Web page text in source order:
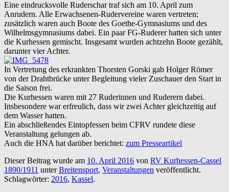
Eine eindrucksvolle Ruderschar traf sich am 10. April zum
Anrudern. Alle Erwachsenen-Rudervereine waren vertreten;
zusätzlich waren auch Boote des Goethe-Gymnasiums und des
Wilhelmsgymnasiums dabei. Ein paar FG-Ruderer hatten sich unter
die Kurhessen gemischt. Insgesamt wurden achtzehn Boote gezählt,
darunter vier Achter.
In Vertretung des erkrankten Thorsten Gorski gab Holger Römer
von der Drahtbrücke unter Begleitung vieler Zuschauer den Start in
die Saison frei.
Die Kurhessen waren mit 27 Ruderinnen und Ruderern dabei.
Insbesondere war erfreulich, dass wir zwei Achter gleichzeitig auf
dem Wasser hatten.
Ein abschließendes Eintopfessen beim CFRV rundete diese
Veranstaltung gelungen ab.
Auch die HNA hat darüber berichtet: zum Presseartikel
Dieser Beitrag wurde am 10. April 2016 von RV Kurhessen-Cassel
1890/1911 unterBreitensport, Veranstaltungen veröffentlicht.
Schlagwörter: 2016, Kassel.